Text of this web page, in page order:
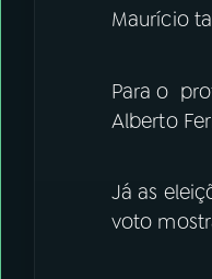
Maurício
Para o
Alberto
Já as
voto